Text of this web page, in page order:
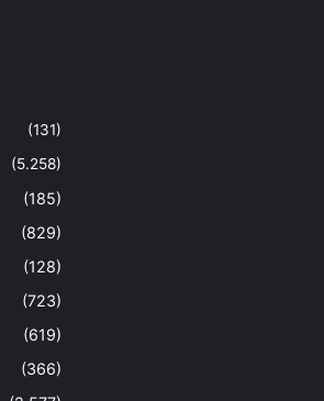
(131)
(5.258)
(185)
(829)
(128)
(723)
(619)
(366)